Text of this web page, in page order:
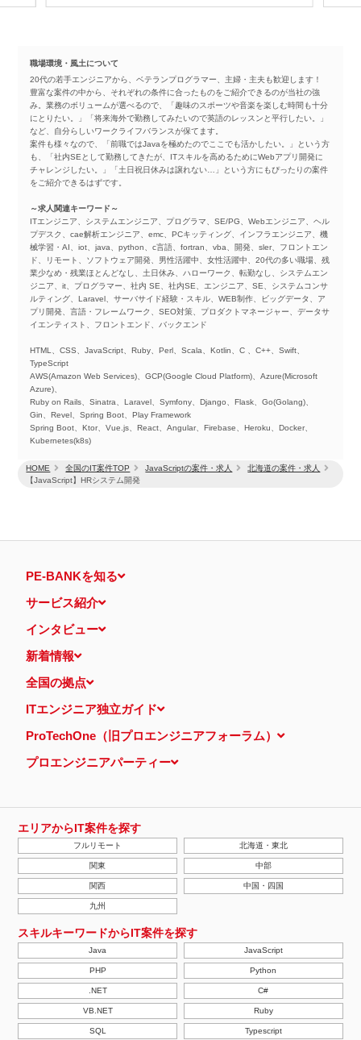
HOME 全国のIT案件TOP JavaScriptの案件・求人
北海道の案件・求人
【JavaScript】HRシステム開発
職場環境・風土について
20代の若手エンジニアから、ベテランプログラマー、主婦・主夫も歓迎します！
豊富な案件の中から、それぞれの条件に合ったものをご紹介できるのが当社の強
み。業務のボリュームが選べるので、「趣味のスポーツや音楽を楽しむ時間も十分
にとりたい。」「将来海外で勤務してみたいので英語のレッスンと平行したい。」
など、自分らしいワークライフバランスが保てます。
案件も様々なので、「前職ではJavaを極めたのでここでも活かしたい。」という方
も、「社内SEとして勤務してきたが、ITスキルを高めるためにWebアプリ開発に
チャレンジしたい。」「土日祝日休みは譲れない…」という方にもぴったりの案件
をご紹介できるはずです。
～求人関連キーワード～
ITエンジニア、システムエンジニア、プログラマ、SE/PG、Webエンジニア、ヘル
プデスク、cae解析エンジニア、emc、PCキッティング、インフラエンジニア、機
械学習・AI、iot、java、python、c言語、fortran、vba、開発、sler、フロントエン
ド、リモート、ソフトウェア開発、男性活躍中、女性活躍中、20代の多い職場、残
業少なめ・残業ほとんどなし、土日休み、ハローワーク、転勤なし、システムエン
ジニア、it、プログラマー、社内 SE、社内SE、エンジニア、SE、システムコンサ
ルティング、Laravel、サーバサイド経験・スキル、WEB制作、ビッグデータ、ア
プリ開発、言語・フレームワーク、SEO対策、プロダクトマネージャー、データサ
イエンティスト、フロントエンド、バックエンド
HTML、CSS、JavaScript、Ruby、Perl、Scala、Kotlin、C 、C++、Swift、
TypeScript
AWS(Amazon Web Services)、GCP(Google Cloud Platform)、Azure(Microsoft
Azure)、
Ruby on Rails、Sinatra、Laravel、Symfony、Django、Flask、Go(Golang)、
Gin、Revel、Spring Boot、Play Framework
Spring Boot、Ktor、Vue.js、React、Angular、Firebase、Heroku、Docker、
Kubernetes(k8s)
PE-BANKを知る
サービス紹介
インタビュー
新着情報
全国の拠点
ITエンジニア独立ガイド
ProTechOne（旧プロエンジニアフォーラム）
プロエンジニアパーティー
エリアからIT案件を探す
フルリモート 北海道・東北
関東 中部
関西 中国・四国
九州
スキルキーワードからIT案件を探す
Java JavaScript
PHP Python
.NET C#
VB.NET Ruby
SQL Typescript